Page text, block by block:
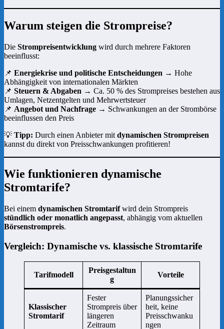
Warum steigen die Strompreise?
Die Strompreisentwicklung wird durch mehrere Faktoren
beeinflusst:
📌 Energiekrise und politische Entscheidungen → Hohe
Abhängigkeit von internationalen Märkten
📌 Steuern & Abgaben → Ca. 50 % des Strompreises bestehen aus
Umlagen, Netzentgelten und Mehrwertsteuer
📌 Angebot und Nachfrage → Schwankungen an der Strombörse
beeinflussen den Preis
💡 Tipp: Durch einen Anbieter mit dynamischen Strompreisen
kannst du direkt von Preisschwankungen profitieren!
Wie funktionieren dynamische
Stromtarife?
Bei einem dynamischen Stromtarifwird dein Strompreis
stündlich oder monatlich angepasst, abhängig vom aktuellen
Börsenstrompreis.
Vergleich: Dynamische vs. klassische Stromtarife
Tarifmodell
Preisgestaltun
g
Vorteile
Klassischer
Stromtarif
Fester
Strompreis über
längeren
Zeitraum
Planungssicher
heit, keine
Preisschwanku
ngen